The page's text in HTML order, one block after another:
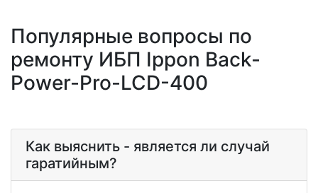
Популярные вопросы по
ремонту ИБП Ippon Back-
Power-Pro-LCD-400
Как выяснить - является ли случай
гаратийным?